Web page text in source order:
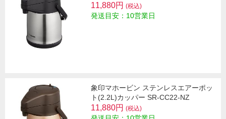
11,880円 (税込)
発送目安：10営業日
象印マホービン ステンレスエアーポッ
ト(2.2L)カッパー SR-CC22-NZ
11,880円 (税込)